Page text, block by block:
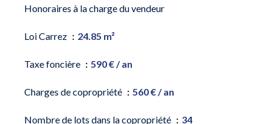
Honoraires à la charge du vendeur
Loi Carrez 24.85 m²
Taxe foncière 590 € / an
Charges de copropriété 560 € / an
Nombre de lots dans la copropriété 34